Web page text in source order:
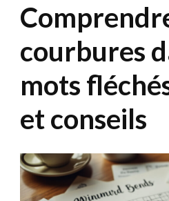
courbures
mots
et conseils